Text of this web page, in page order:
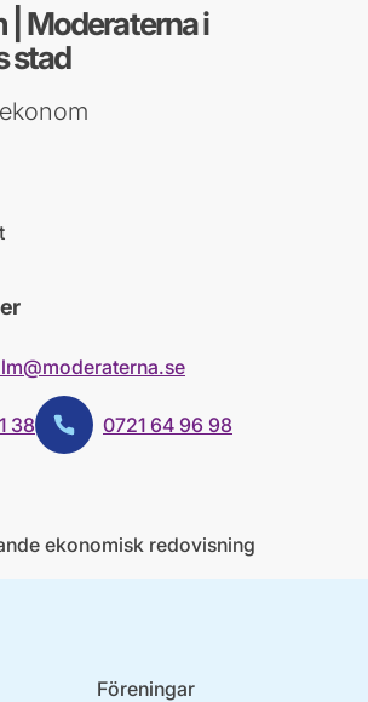
| Moderaterna i
stad
38 Telefon:0721 64 96 98
ekonomisk redovisning
Föreningar